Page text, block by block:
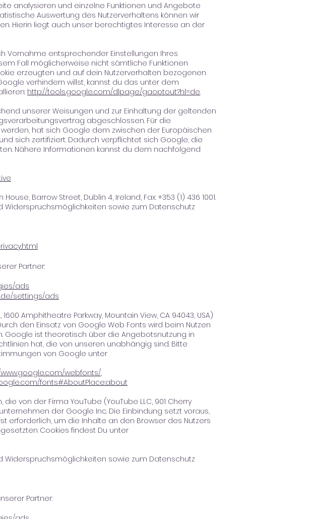
analysieren und einzelne Funktionen und Angebote
Auswertung des Nutzerverhaltens können wir
Hierin liegt auch unser berechtigtes Interesse an der
Vornahme entsprechender Einstellungen Ihres
Fall möglicherweise nicht sämtliche Funktionen
erzeugten und auf dein Nutzerverhalten bezogenen
verhindern willst, kannst du das unter dem
http://tools.google.com/dlpage/gaoptout?hl=de.
unserer Weisungen und zur Einhaltung der geltenden
abgeschlossen. Für die
hat sich Google dem zwischen der Europäischen
sich zertifiziert. Dadurch verpflichtet sich Google, die
Nähere Informationen kannst du dem nachfolgend
Barrow Street, Dublin 4, Ireland, Fax: +353 (1) 436 1001.
Widerspruchsmöglichkeiten sowie zum Datenschutz
Partner:
ads
settings/ads
Amphitheatre Parkway, Mountain View, CA 94043, USA)
den Einsatz von Google Web Fonts wird beim Nutzen
Google ist theoretisch über die Angebotsnutzung in
hat, die von unseren unabhängig sind. Bitte
von Google unter
webfonts/,
fonts#AboutPlace:about
von der Firma YouTube (YouTube LLC, 901 Cherry
der Google Inc. Die Einbindung setzt voraus,
erforderlich, um die Inhalte an den Browser des Nutzers
Cookies findest Du unter
Widerspruchsmöglichkeiten sowie zum Datenschutz
Partner: